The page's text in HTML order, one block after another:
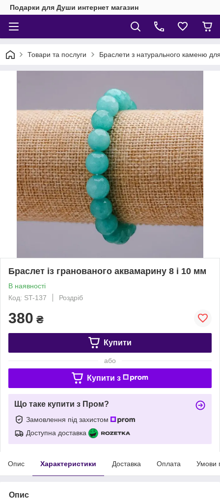
Подарки для Души интернет магазин
Товари та послуги Браслети з натурального каменю
Браслет із гранованого аквамарину 8 і 10 мм
В наявності
Код: ST-137
Роздріб
380 ₴
Купити
або
Купити з
Що таке купити з Пром?
Замовлення під захистом
Доступна доставка
Опис Характеристики Доставка Оплата Умови
Опис